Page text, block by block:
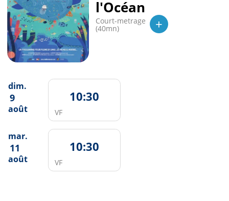
l'Océan
Court-metrage
(40mn) +
dim.
9
août
10:30
VF
mar.
11
août
10:30
VF